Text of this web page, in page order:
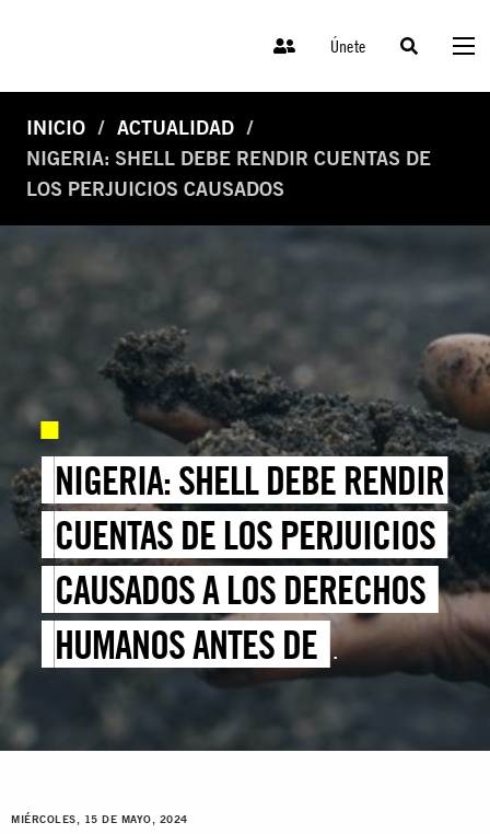
Únete
INICIO
ACTUALIDAD
NIGERIA: SHELL DEBE RENDIR CUENTAS DE
LOS PERJUICIOS CAUSADOS
NIGERIA: SHELL DEBE RENDIR
CUENTAS DE LOS PERJUICIOS
CAUSADOS A LOS DERECHOS
HUMANOS ANTES DE
AUTORIZARLA A VENDER SU
NEGOCIO EN EL DELTA DEL
NÍGER
MIÉRCOLES, 15 DE MAYO, 2024